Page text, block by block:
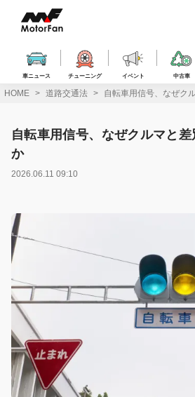
ス
車ニュース チューニング イベント 中古車
HOME 道路交通法 自転車用信号、なぜク
自転車用信号、なぜクルマと
か
2026.06.11 09:10